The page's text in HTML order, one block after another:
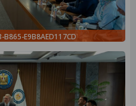
E9B8AED117CD